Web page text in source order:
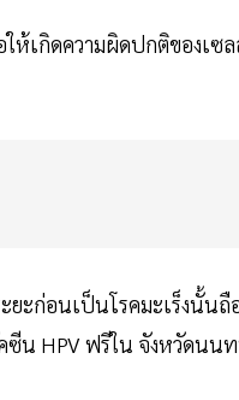
ห้เกิดความผิดปกติของเ
ยะก่อนเป็นโรคมะเร็งนั้
HPV ฟรีใน จังหวัดนนท